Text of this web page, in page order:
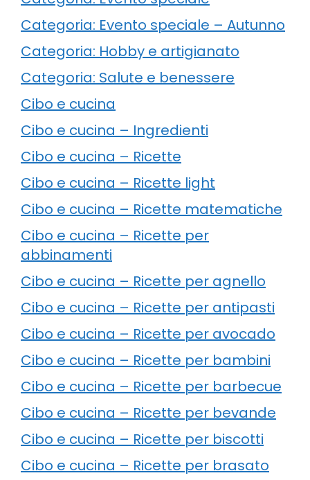
Categoria: Evento speciale – Autunno
Categoria: Hobby e artigianato
Categoria: Salute e benessere
Cibo e cucina
Cibo e cucina – Ingredienti
Cibo e cucina – Ricette
Cibo e cucina – Ricette light
Cibo e cucina – Ricette matematiche
Cibo e cucina – Ricette per
abbinamenti
Cibo e cucina – Ricette per agnello
Cibo e cucina – Ricette per antipasti
Cibo e cucina – Ricette per avocado
Cibo e cucina – Ricette per bambini
Cibo e cucina – Ricette per barbecue
Cibo e cucina – Ricette per bevande
Cibo e cucina – Ricette per biscotti
Cibo e cucina – Ricette per brasato